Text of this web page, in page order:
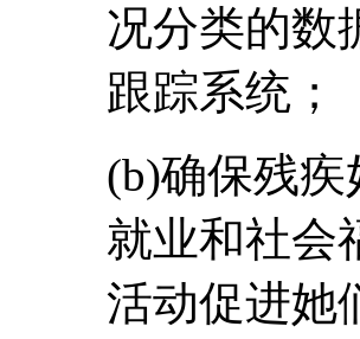
况分类的数
跟踪系统；
(b)确保残
就业和社会
活动促进她